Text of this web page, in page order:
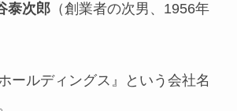
泰次郎 （創業者の次男、1956年
ールディングス』という会社名